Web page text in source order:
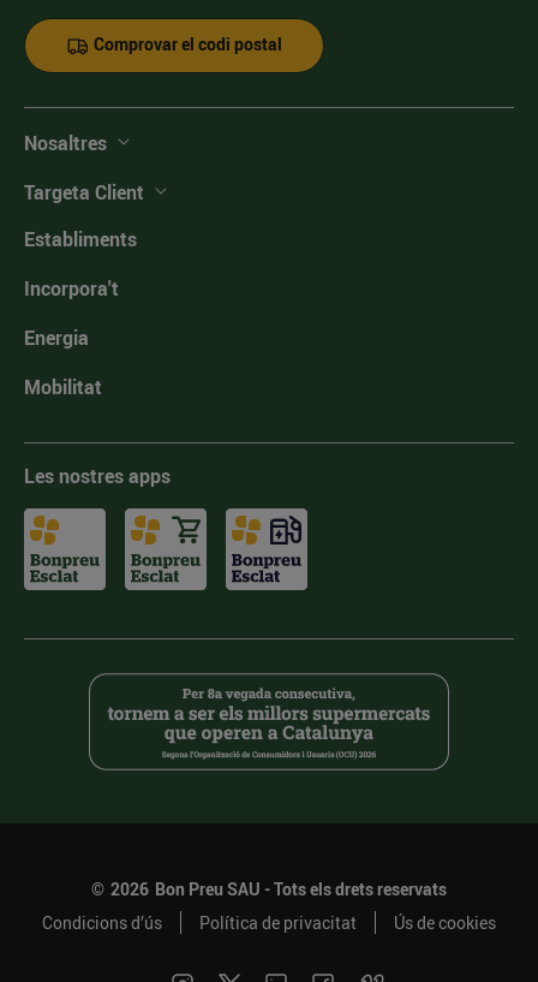
Comprovar el codi postal
Nosaltres
Targeta Client
Establiments
Incorpora't
Energia
Mobilitat
Les nostres apps
© 2026 Bon Preu SAU - Tots els drets reservats
Condicions d’ús
Política de privacitat Ús de cookies